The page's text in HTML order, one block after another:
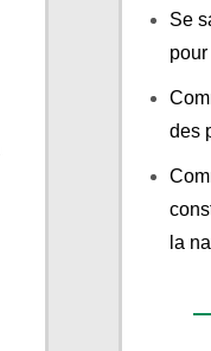
Se
des
la